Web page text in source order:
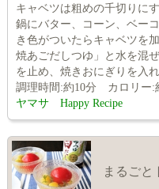
キャベツは粗めの千切りに
鍋にバター、コーン、ベー
き色がついたらキャベツを
焼あごだしつゆ」と水を混
を止め、焼きおにぎりを入
調理時間:約10分 カロリー:
ヤマサ Happy Recipe
まるごと